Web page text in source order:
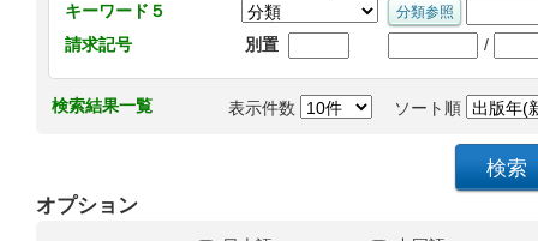
キーワード５
請求記号
別置 /
検索結果一覧 表示件数 ソート順
オプション